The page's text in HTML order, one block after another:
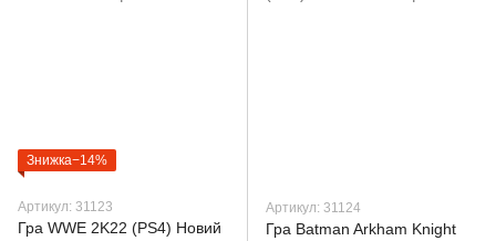
Знижка−14%
Артикул: 31123
Гра WWE 2K22 (PS4) Новий
Артикул: 31124
Гра Batman Arkham Knight